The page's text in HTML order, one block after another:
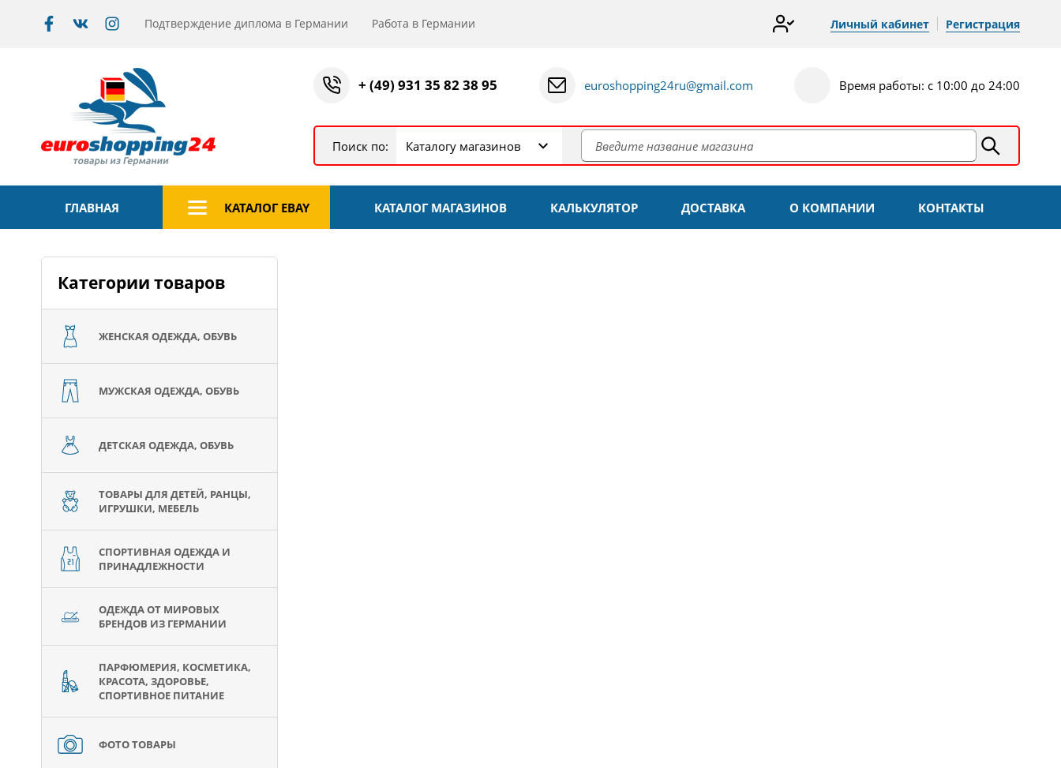
Подтверждение диплома в Германии Работа в Германии Личный кабинет Регистрация
+ (49) 931 35 82 38 95 euroshopping24ru@gmail.com Время работы: с 10:00 до 24:00
Поиск по: Каталогу магазинов
ГЛАВНАЯ КАТАЛОГ EBAY КАТАЛОГ МАГАЗИНОВ КАЛЬКУЛЯТОР ДОСТАВКА О КОМПАНИИ КОНТАКТЫ
Категории товаров
ЖЕНСКАЯ ОДЕЖДА, ОБУВЬ
МУЖСКАЯ ОДЕЖДА, ОБУВЬ
ДЕТСКАЯ ОДЕЖДА, ОБУВЬ
ТОВАРЫ ДЛЯ ДЕТЕЙ, РАНЦЫ,
ИГРУШКИ, МЕБЕЛЬ
СПОРТИВНАЯ ОДЕЖДА И
ПРИНАДЛЕЖНОСТИ
ОДЕЖДА ОТ МИРОВЫХ
БРЕНДОВ ИЗ ГЕРМАНИИ
ПАРФЮМЕРИЯ, КОСМЕТИКА,
КРАСОТА, ЗДОРОВЬЕ,
СПОРТИВНОЕ ПИТАНИЕ
ФОТО ТОВАРЫ